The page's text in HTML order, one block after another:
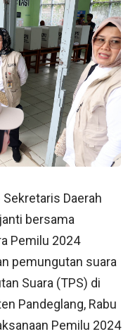
Sekretaris Daerah
bersama
Pemilu 2024
pemungutan suara
Suara (TPS) di
Pandeglang, Rabu
Pemilu 2024